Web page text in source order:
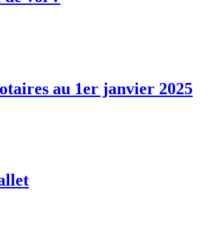
au 1er janvier 2025